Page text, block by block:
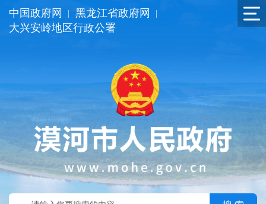
中国政府网 黑龙江省政府网
大兴安岭地区行政公署